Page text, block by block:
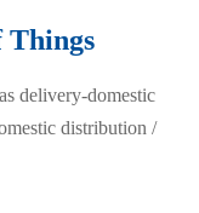
delivery-domestic
distribution /